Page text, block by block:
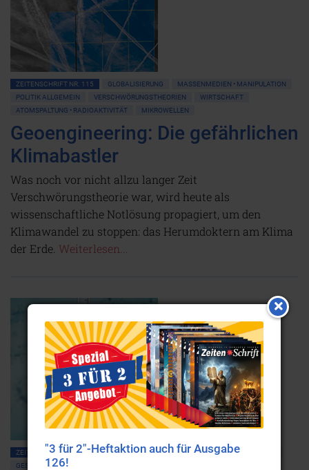
ZEITENSCHRIFT NR. 115 GLOBALISIERUNG
MASSENMEDIEN • MANIPULATION
POLITIK ALLGEMEIN
VERSCHWÖRUNGSTHEORIEN
WIRTSCHAFT
ATOMSPALTUNG • RADIOAKTIVITÄT
MIKROWELLEN
Geoengineering: Die gefährlichen
Klimabastler
Was noch vor nicht allzu langer Zeit
Verschwörungstheorie war, wird heute als
wissenschaftliche Notlösung propagiert, um den
Klimawandel zu stoppen: das Herumdoktern am Klima
der Erde. Weiterlesen...
ZEITENSCHRIFT NR. 115 ÜBERBEVÖLKERUNG
VERSCHWÖRUNGSTHEORIEN
GESUNDHEIT
"3 für 2"-Heftaktion auch für Ausgabe
126!